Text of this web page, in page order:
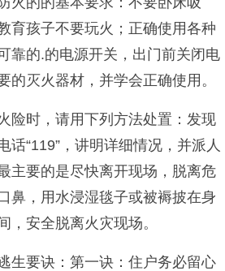
育孩子不要玩火；正确使用各种
靠的.的电源开关，出门前关闭电
的灭火器材，并学会正确使用。
时，请用下列方法处置：发现
话“119”，讲明详细情况，并派人
主要的是尽快离开现场，脱离危
鼻，用水浸湿毯子或被褥披在身
，安全脱离火灾现场。
要诀：第一诀：住户务必留心